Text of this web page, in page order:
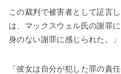
この裁判で被害者として証言
は、マックスウェル氏の謝罪
身のない謝罪に感じられた。」
「彼女は自分が犯した罪の責